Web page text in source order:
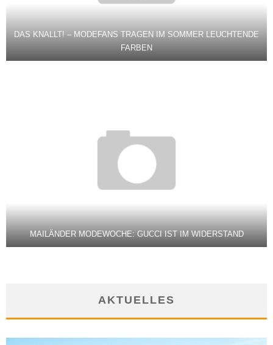
DAS KNALLT! – MODEFANS TRAGEN IM SOMMER LEUCHTENDE
FARBEN
MAILÄNDER MODEWOCHE: GUCCI IST IM WIDERSTAND
AKTUELLES